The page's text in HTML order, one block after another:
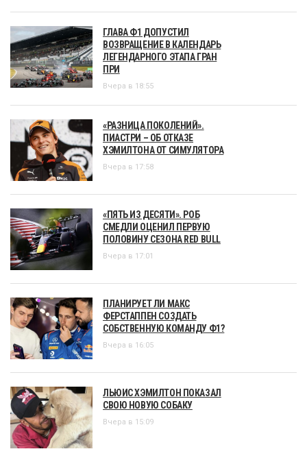
ГЛАВА Ф1 ДОПУСТИЛ
ВОЗВРАЩЕНИЕ В КАЛЕНДАРЬ
ЛЕГЕНДАРНОГО ЭТАПА ГРАН
ПРИ
Вчера в 18:55
«РАЗНИЦА ПОКОЛЕНИЙ».
ПИАСТРИ – ОБ ОТКАЗЕ
ХЭМИЛТОНА ОТ СИМУЛЯТОРА
Вчера в 17:58
«ПЯТЬ ИЗ ДЕСЯТИ». РОБ
СМЕДЛИ ОЦЕНИЛ ПЕРВУЮ
ПОЛОВИНУ СЕЗОНА RED BULL
Вчера в 17:01
ПЛАНИРУЕТ ЛИ МАКС
ФЕРСТАППЕН СОЗДАТЬ
СОБСТВЕННУЮ КОМАНДУ Ф1?
Вчера в 16:05
ЛЬЮИС ХЭМИЛТОН ПОКАЗАЛ
СВОЮ НОВУЮ СОБАКУ
Вчера в 15:09